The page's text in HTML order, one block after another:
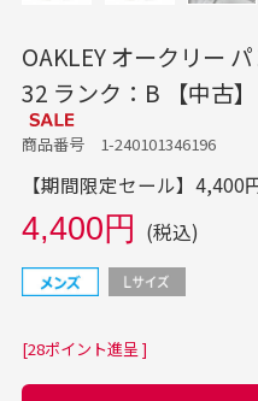
OAKLEY オークリー
32 ランク：B 【中古
商品番号 1-240101346196
【期間限定セール】
4,400円 (税込)
[28ポイント進呈 ]